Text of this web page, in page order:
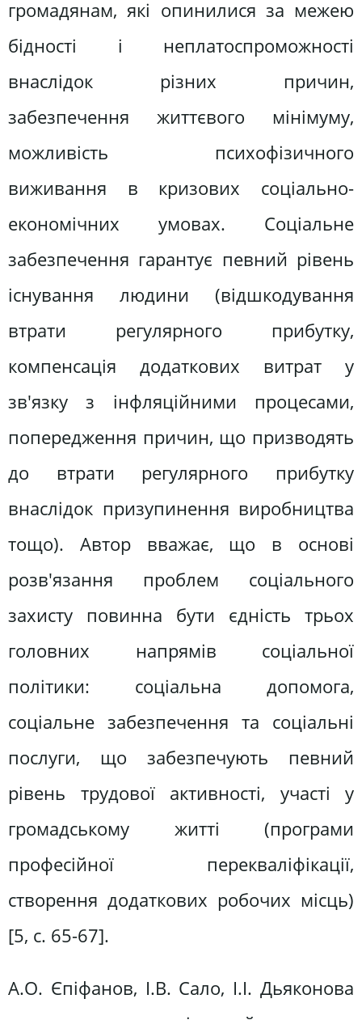
громадянам, які опинилися за межею
бідності і неплатоспроможності
внаслідок різних причин,
забезпечення життєвого мінімуму,
можливість психофізичного
виживання в кризових соціально-
економічних умовах. Соціальне
забезпечення гарантує певний рівень
існування людини (відшкодування
втрати регулярного прибутку,
компенсація додаткових витрат у
зв'язку з інфляційними процесами,
попередження причин, що призводять
до втрати регулярного прибутку
внаслідок призупинення виробництва
тощо). Автор вважає, що в основі
розв'язання проблем соціального
захисту повинна бути єдність трьох
головних напрямів соціальної
політики: соціальна допомога,
соціальне забезпечення та соціальні
послуги, що забезпечують певний
рівень трудової активності, участі у
громадському житті (програми
професійної перекваліфікації,
створення додаткових робочих місць)
[5, c. 65-67].
А.О. Єпіфанов, І.В. Сало, І.І. Дьяконова